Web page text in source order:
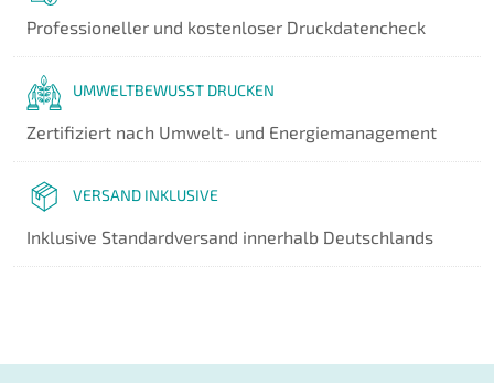
Professioneller und kostenloser Druckdatencheck
UMWELTBEWUSST DRUCKEN
Zertifiziert nach Umwelt- und Energiemanagement
VERSAND INKLUSIVE
Inklusive Standardversand innerhalb Deutschlands